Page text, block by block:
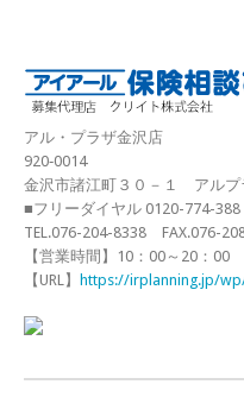
アル・プラザ金沢店
920‐0014
金沢市諸江町３０－１ アルプ
■フリーダイヤル 0120-774-388
TEL.076-204-8338 FAX.076-
【営業時間】10：00～20：00
【URL】 https://irplanning.jp/